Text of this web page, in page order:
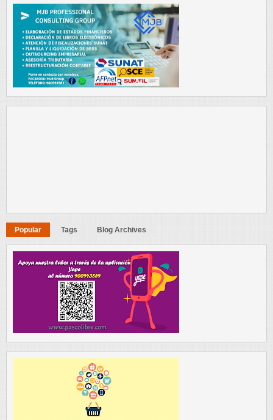
Popular Tags Blog Archives